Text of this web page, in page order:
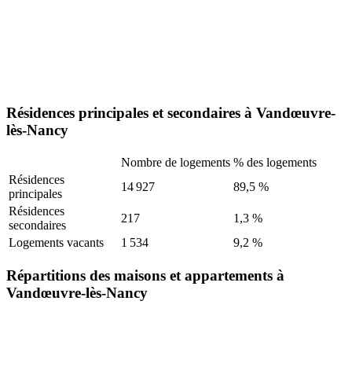
Résidences principales et secondaires à Vandœuvre-
lès-Nancy
Nombre de logements % des logements
Résidences
principales
14 927
89,5 %
Résidences
secondaires
217
1,3 %
Logements vacants
1 534 9,2 %
Répartitions des maisons et appartements à
Vandœuvre-lès-Nancy